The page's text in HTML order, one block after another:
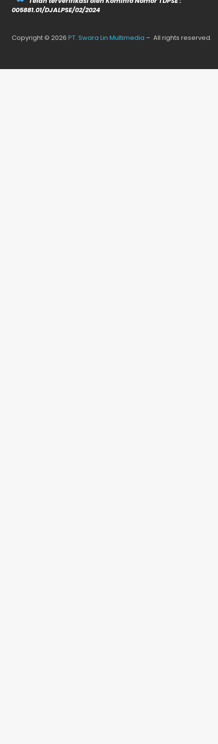
005881.01/DJALPSE/02/2024
Copyright © 2026 PT. Swara Lin Multimedia – All rights reserved.